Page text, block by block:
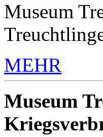
Museum
MEHR
Museum